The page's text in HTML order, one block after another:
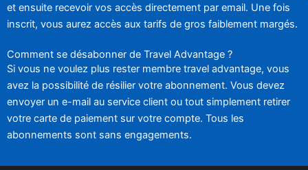
et ensuite recevoir vos accès directement par email. Une fois
inscrit, vous aurez accès aux tarifs de gros faiblement margés.
Comment se désabonner de Travel Advantage ?
Si vous ne voulez plus rester membre travel advantage, vous
avez la possibilité de résilier votre abonnement. Vous devez
envoyer un e-mail au service client ou tout simplement retirer
votre carte de paiement sur votre compte. Tous les
abonnements sont sans engagements.